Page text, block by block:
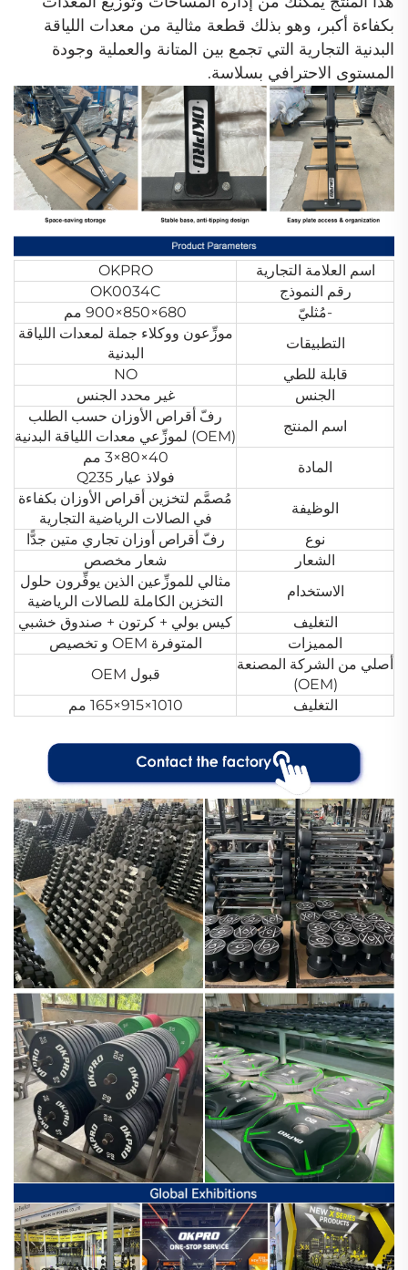
بكفاءة أكبر، وهو بذلك قطعة مثالية من معدات اللياقة
البدنية التجارية التي تجمع بين المتانة والعملية وجودة
المستوى الاحترافي بسلاسة.
اسم العلامة التجارية
OKPRO
رقم النموذج
OK0034C
-مُثليّ
680×850×900 مم
التطبيقات
موزِّعون ووكلاء جملة لمعدات اللياقة
البدنية
قابلة للطي
NO
الجنس
غير محدد الجنس
اسم المنتج
رفّ أقراص الأوزان حسب الطلب
(OEM) لموزِّعي معدات اللياقة البدنية
المادة
40×80×3 مم
فولاذ عيار Q235
الوظيفة
مُصمَّم لتخزين أقراص الأوزان بكفاءة
في الصالات الرياضية التجارية
نوع
رفّ أقراص أوزان تجاري متين جدًّا
الشعار
شعار مخصص
الاستخدام
مثالي للموزِّعين الذين يوفِّرون حلول
التخزين الكاملة للصالات الرياضية
التغليف
كيس بولي + كرتون + صندوق خشبي
المميزات
المتوفرة OEM و تخصيص
أصلي من الشركة المصنعة
(OEM)
قبول OEM
التغليف
1010×915×165 مم